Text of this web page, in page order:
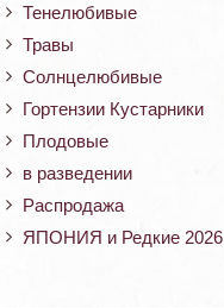
Тенелюбивые
Травы
Солнцелюбивые
Гортензии Кустарники
Плодовые
в разведении
Распродажа
ЯПОНИЯ и Редкие 2026